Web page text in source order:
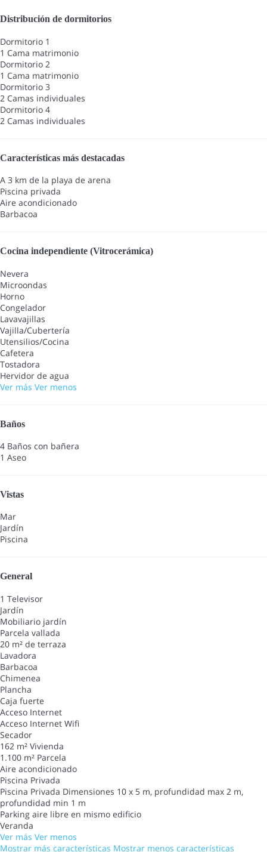
Distribución de dormitorios
Dormitorio 1
1 Cama matrimonio
Dormitorio 2
1 Cama matrimonio
Dormitorio 3
2 Camas individuales
Dormitorio 4
2 Camas individuales
Características más destacadas
A 3 km de la playa de arena
Piscina privada
Aire acondicionado
Barbacoa
Cocina independiente (Vitrocerámica)
Nevera
Microondas
Horno
Congelador
Lavavajillas
Vajilla/Cubertería
Utensilios/Cocina
Cafetera
Tostadora
Hervidor de agua
Ver más Ver menos
Baños
4 Baños con bañera
1 Aseo
Vistas
Mar
Jardín
Piscina
General
1 Televisor
Jardín
Mobiliario jardín
Parcela vallada
20 m² de terraza
Lavadora
Barbacoa
Chimenea
Plancha
Caja fuerte
Acceso Internet
Acceso Internet Wifi
Secador
162 m² Vivienda
1.100 m² Parcela
Aire acondicionado
Piscina Privada
Piscina Privada Dimensiones 10 x 5 m, profundidad max 2 m,
profundidad min 1 m
Parking aire libre en mismo edificio
Veranda
Ver más Ver menos
Mostrar más características Mostrar menos características